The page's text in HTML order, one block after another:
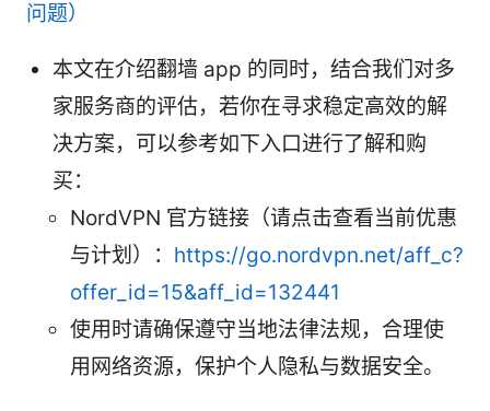
问题）
本文在介绍翻墙 app 的同时，结合我们对多
家服务商的评估，若你在寻求稳定高效的解
决方案，可以参考如下入口进行了解和购
买：
NordVPN 官方链接（请点击查看当前优惠
与计划）： https://go.nordvpn.net/aff_c?
offer_id=15&aff_id=132441
使用时请确保遵守当地法律法规，合理使
用网络资源，保护个人隐私与数据安全。